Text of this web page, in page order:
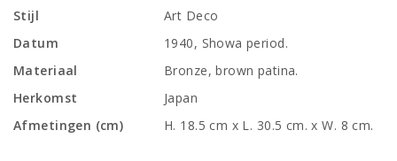
Stijl
Art Deco
Datum
1940, Showa period.
Materiaal
Bronze, brown patina.
Herkomst
Japan
Afmetingen (cm)
H. 18.5 cm x L. 30.5 cm. x W. 8 cm.